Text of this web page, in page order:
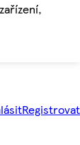
Registrovat